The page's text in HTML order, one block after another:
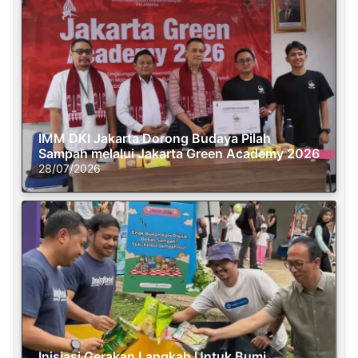
IMM DKI Jakarta Dorong Budaya Pilah
Sampah melalui Jakarta Green Academy 2026
28/07/2026